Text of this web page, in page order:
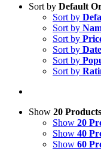
Sort by Default
Sort by
Sort by
Sort by
Sort by Date
Sort by
Sort by
Show 20 Products
Show 20
Show 40
Show 60